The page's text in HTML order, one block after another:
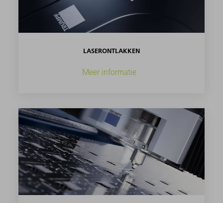
LASERONTLAKKEN
Meer informatie